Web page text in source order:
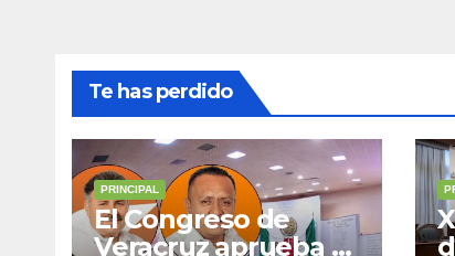
Te has perdido
PRINCIPAL
El Congreso de
Veracruz aprueba el